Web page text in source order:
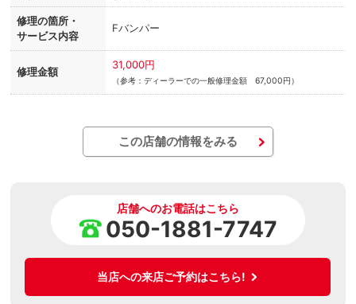
修理の箇所・
サービス内容
Fバンパー
修理金額
31,000円
（参考：ディーラーでの一般修理金額 67,000円）
この店舗の情報をみる
店舗へのお電話はこちら
050-1881-7747
当店への来店ご予約はこちら!